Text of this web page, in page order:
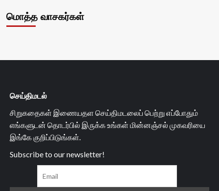
மொத்த வாசகர்கள்
செய்திமடல்
சிறுகதைகள் இணையதள செய்திமடலைப் பெற்று எப்போதும்
எங்களுடன் தொடர்பில் இருக்க உங்கள் மின்னஞ்சல் முகவரியை
இங்கே குறிப்பிடுங்கள்.
Subscribe to our newsletter!